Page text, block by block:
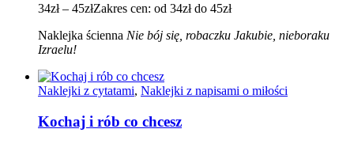
34zł – 45złZakres cen: od 34zł do 45zł
Naklejka ścienna Nie bój się, robaczku Jakubie, nieboraku
Izraelu!
Naklejki z cytatami, Naklejki z napisami o miłości
Kochaj i rób co chcesz